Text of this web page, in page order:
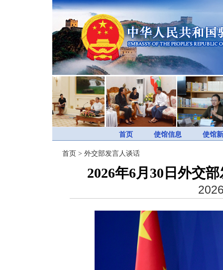
首页 使馆信息 使馆
首页 > 外交部发言人谈话
2026年6月30日外交